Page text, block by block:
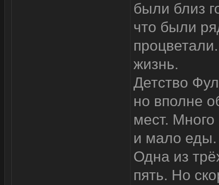
были близ
что были
жизнь.
Детство
но вполне
мест.
и мало еды.
Одна из
пять. Но